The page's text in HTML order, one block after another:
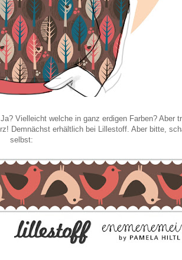
Vielleicht welche in ganz erdigen Farben? Aber
Demnächst erhältlich bei Lillestoff. Aber bitte,
selbst: